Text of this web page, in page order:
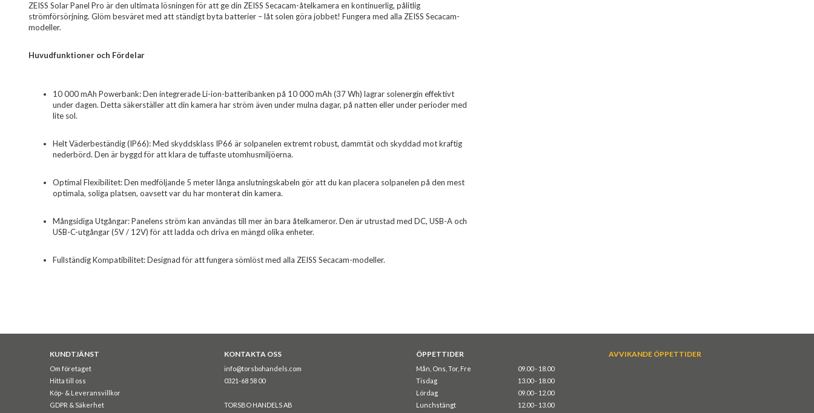
av
bildgalleriet
ZEISS Solar Panel Pro är den ultimata lösningen för att ge din ZEISS Secacam-åtelkamera en kontinuerlig, pålitlig
strömförsörjning. Glöm besväret med att ständigt byta batterier – låt solen göra jobbet! Fungera med alla ZEISS Secacam-
modeller.
Huvudfunktioner och Fördelar
10 000 mAh Powerbank: Den integrerade Li-ion-batteribanken på 10 000 mAh (37 Wh) lagrar solenergin effektivt
under dagen. Detta säkerställer att din kamera har ström även under mulna dagar, på natten eller under perioder med
lite sol.
Helt Väderbeständig (IP66): Med skyddsklass IP66 är solpanelen extremt robust, dammtät och skyddad mot kraftig
nederbörd. Den är byggd för att klara de tuffaste utomhusmiljöerna.
Optimal Flexibilitet: Den medföljande 5 meter långa anslutningskabeln gör att du kan placera solpanelen på den mest
optimala, soliga platsen, oavsett var du har monterat din kamera.
Mångsidiga Utgångar: Panelens ström kan användas till mer än bara åtelkameror. Den är utrustad med DC, USB-A och
USB-C-utgångar (5V / 12V) för att ladda och driva en mängd olika enheter.
Fullständig Kompatibilitet: Designad för att fungera sömlöst med alla ZEISS Secacam-modeller.
KUNDTJÄNST
Om företaget
Hitta till oss
Köp- & Leveransvillkor
GDPR & Säkerhet
KONTAKTA OSS
info@torsbohandels.com
0321-68 58 00
TORSBO HANDELS AB
ÖPPETTIDER
Mån, Ons, Tor, Fre
09.00 - 18.00
Tisdag
13.00 - 18.00
Lördag
09.00 - 12.00
Lunchstängt
12.00 - 13.00
AVVIKANDE ÖPPETTIDER